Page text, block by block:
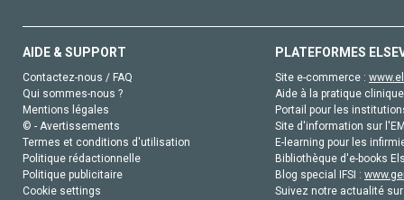
AIDE & SUPPORT
Contactez-nous / FAQ
Qui sommes-nous ?
Mentions légales
© - Avertissements
Termes et conditions d'utilisation
Politique rédactionnelle
Politique publicitaire
Cookie settings
PLATEFORMES
Site e-commerce :
Aide à la pratique
Portail pour les
Site d'information sur
E-learning pour les
Bibliothèque d'e-books
Blog special IFSI :
Suivez notre actualité